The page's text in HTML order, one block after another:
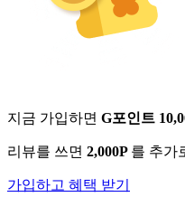
지금 가입하면 G포인트
리뷰를 쓰면 2,000P 를 추가
가입하고 혜택 받기